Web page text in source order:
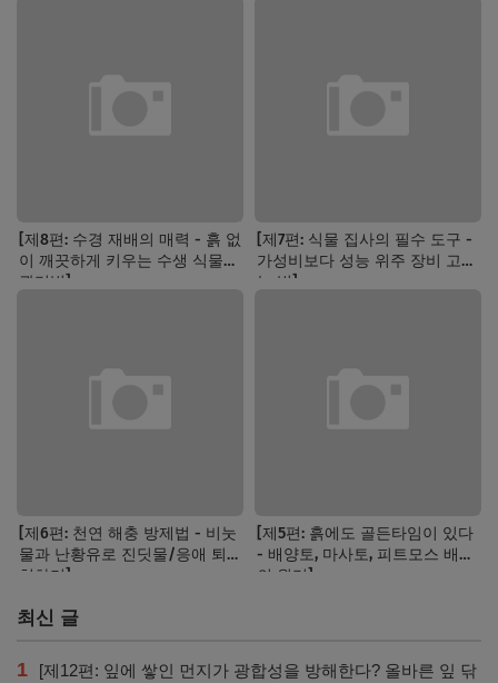
[제8편: 수경 재배의 매력 - 흙 없
이 깨끗하게 키우는 수생 식물
관리법]
[제7편: 식물 집사의 필수 도구 -
가성비보다 성능 위주 장비 고르
는 법]
[제6편: 천연 해충 방제법 - 비눗
물과 난황유로 진딧물/응애 퇴
치하기]
[제5편: 흙에도 골든타임이 있다
- 배양토, 마사토, 피트모스 배합
의 원리]
최신 글
1
[제12편: 잎에 쌓인 먼지가 광합성을 방해한다? 올바른 잎 닦